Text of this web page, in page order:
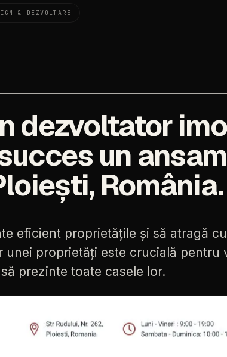
& DEZVOLTARE
dezvoltator
un
România.
eficient proprietățile și să atragă
unei proprietăți este crucială pentru
să prezinte toate casele lor.